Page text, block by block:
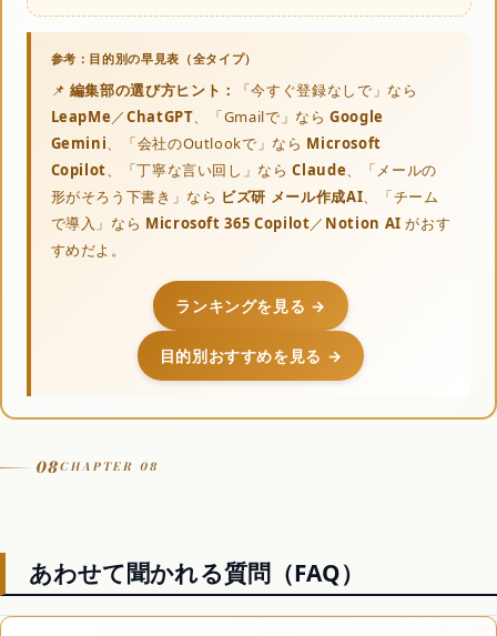
📌 編集部の選び方ヒント：
「今すぐ登録なしで」なら
LeapMe／ChatGPT、「Gmailで」ならGoogle
Gemini、「会社のOutlookで」なら Microsoft
Copilot、「丁寧な言い回し」ならClaude、「メールの
形がそろう下書き」なら ビズ研 メール作成AI、「チーム
で導入」なら Microsoft 365 Copilot／ Notion AI がおす
すめだよ。
ランキングを見る →
目的別おすすめを見る →
08CHAPTER 08
あわせて聞かれる質問（FAQ）